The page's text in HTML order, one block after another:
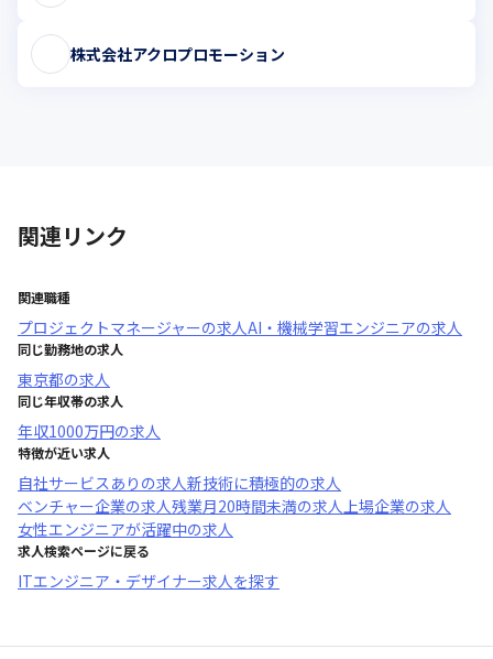
株式会社アクロプロモーション
関連リンク
関連職種
プロジェクトマネージャーの求人AI・機械学習エンジニアの求人
同じ勤務地の求人
東京都の求人
同じ年収帯の求人
年収1000万円の求人
特徴が近い求人
自社サービスあり の求人新技術に積極的の求人
ベンチャー企業の求人残業月20時間未満の求人上場企業の求人
女性エンジニアが活躍中の求人
求人検索ページに戻る
ITエンジニア・デザイナー求人を探す